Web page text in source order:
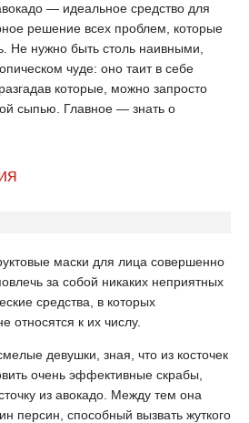
— идеальное средство для
решение всех проблем, которые
Не нужно быть столь наивными,
чуде: оно таит в себе
которые, можно запросто
сыпью. Главное — знать о
маски для лица совершенно
за собой никаких неприятных
средства, в которых
относятся к их числу.
девушки, зная, что из косточек
очень эффективные скрабы,
из авокадо. Между тем она
персин, способный вызвать жуткого